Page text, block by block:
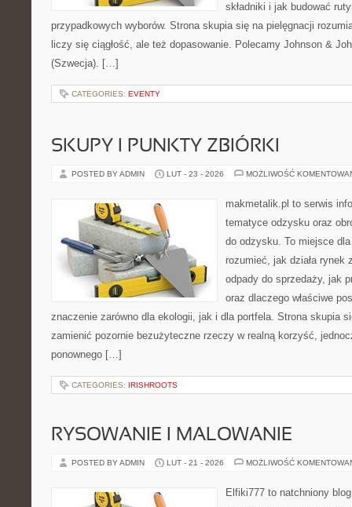
składniki i jak budować
przypadkowych wyborów. Strona skupia się na pielęgnacji
liczy się ciągłość, ale też dopasowanie. Polecamy Johnson &
(Szwecja). […]
CATEGORIES: EVENTY
SKUPY I PUNKTY ZBIÓRKI
POSTED BY ADMIN LUT - 23 - 2026 MOŻLIWOŚĆ
makmetalik.pl to serwis
tematyce odzysku oraz
do odzysku. To miejsce
rozumieć, jak działa rynek
odpady do sprzedaży, jak
oraz dlaczego właściwe
znaczenie zarówno dla ekologii, jak i dla portfela. Strona skupia
zamienić pozornie bezużyteczne rzeczy w realną korzyść,
ponownego […]
CATEGORIES: IRISHROOTS
RYSOWANIE I MALOWANIE
POSTED BY ADMIN LUT - 21 - 2026 MOŻLIWOŚĆ
Elfiki777 to natchniony